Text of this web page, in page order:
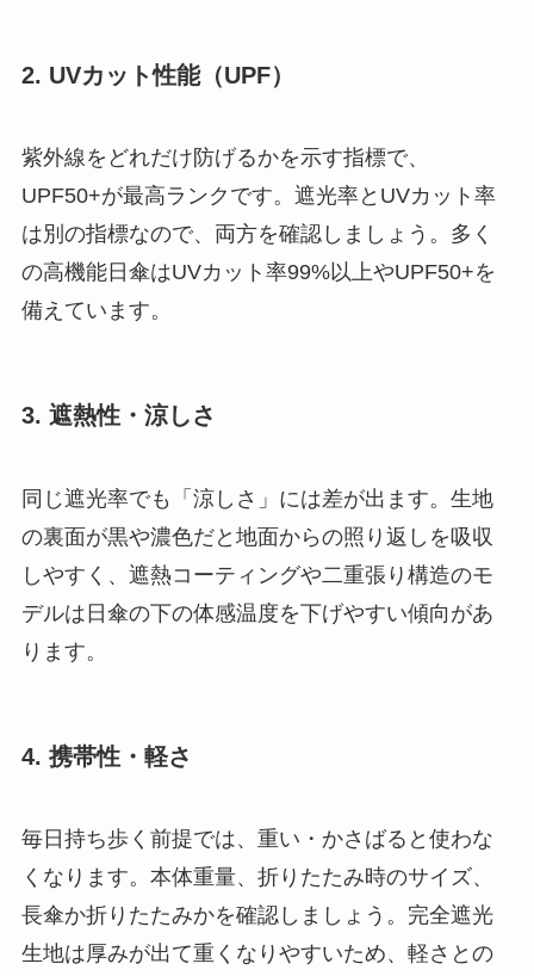
2. UVカット性能（UPF）
紫外線をどれだけ防げるかを示す指標で、
UPF50+が最高ランクです。遮光率とUVカット率
は別の指標なので、両方を確認しましょう。多く
の高機能日傘はUVカット率99%以上やUPF50+を
備えています。
3. 遮熱性・涼しさ
同じ遮光率でも「涼しさ」には差が出ます。生地
の裏面が黒や濃色だと地面からの照り返しを吸収
しやすく、遮熱コーティングや二重張り構造のモ
デルは日傘の下の体感温度を下げやすい傾向があ
ります。
4. 携帯性・軽さ
毎日持ち歩く前提では、重い・かさばると使わな
くなります。本体重量、折りたたみ時のサイズ、
長傘か折りたたみかを確認しましょう。完全遮光
生地は厚みが出て重くなりやすいため、軽さとの